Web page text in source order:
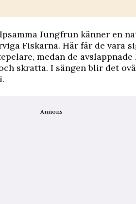
Jungfrun känner en
Fiskarna. Här får de vara
medan de
skratta. I sängen blir det
Annons